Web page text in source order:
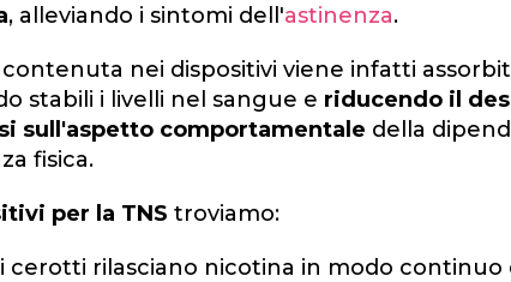
, alleviando i sintomi dell'astinenza.
nei dispositivi viene infatti
stabili i livelli nel sangue e riducendo il
sull'aspetto comportamentale della
fisica.
per la TNS troviamo:
i cerotti rilasciano nicotina in modo